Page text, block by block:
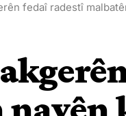
fedaî radestî